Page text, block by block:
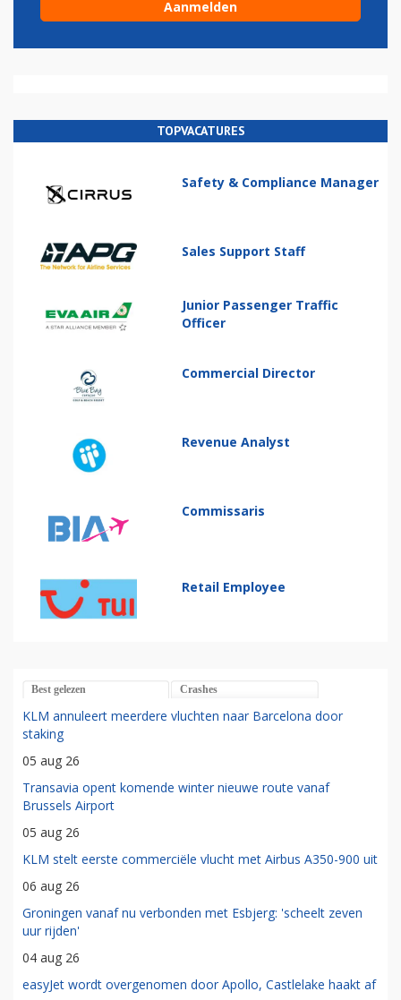
TOPVACATURES
Safety & Compliance Manager
Sales Support Staff
Junior Passenger Traffic
Officer
Commercial Director
Revenue Analyst
Commissaris
Retail Employee
Best gelezen Crashes
KLM annuleert meerdere vluchten naar Barcelona door
staking
05 aug 26
Transavia opent komende winter nieuwe route vanaf
Brussels Airport
05 aug 26
KLM stelt eerste commerciële vlucht met Airbus A350-900 uit
06 aug 26
Groningen vanaf nu verbonden met Esbjerg: 'scheelt zeven
uur rijden'
04 aug 26
easyJet wordt overgenomen door Apollo, Castlelake haakt af